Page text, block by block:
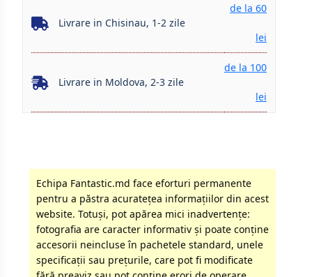
Livrare in Chisinau, 1-2 zile
de la 60
lei
Livrare in Moldova, 2-3 zile
de la 100
lei
Echipa Fantastic.md face eforturi permanente
pentru a păstra acurateţea informaţiilor din acest
website. Totuși, pot apărea mici inadvertenţe:
fotografia are caracter informativ şi poate conţine
accesorii neincluse în pachetele standard, unele
specificaţii sau preţurile, care pot fi modificate